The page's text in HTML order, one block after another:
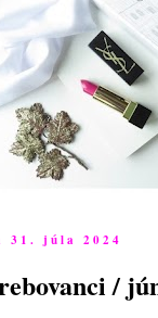
31. júla 2024
/